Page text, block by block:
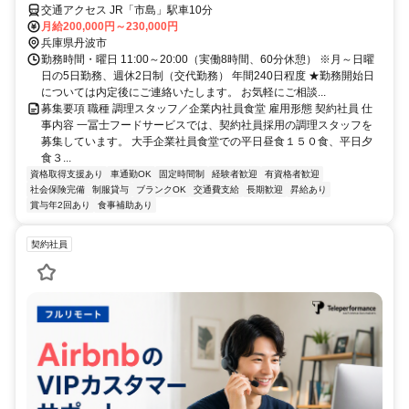
交通アクセス JR「市島」駅車10分
月給200,000円～230,000円
兵庫県丹波市
勤務時間・曜日 11:00～20:00（実働8時間、60分休憩） ※月～日曜
日の5日勤務、週休2日制（交代勤務） 年間240日程度 ★勤務開始日
については内定後にご連絡いたします。 お気軽にご相談...
募集要項 職種 調理スタッフ／企業内社員食堂 雇用形態 契約社員 仕
事内容 一冨士フードサービスでは、契約社員採用の調理スタッフを
募集しています。 大手企業社員食堂での平日昼食１５０食、平日夕
食３...
資格取得支援あり 車通勤OK 固定時間制 経験者歓迎
有資格者歓迎
社会保険完備
制服貸与 ブランクOK 交通費支給 長期歓迎
昇給あり
賞与年2回あり
食事補助あり
契約社員